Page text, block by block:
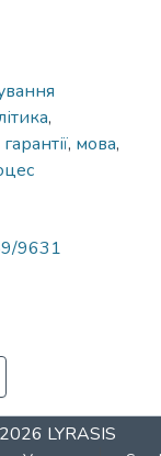
,
, мова,
9631
LYRASIS